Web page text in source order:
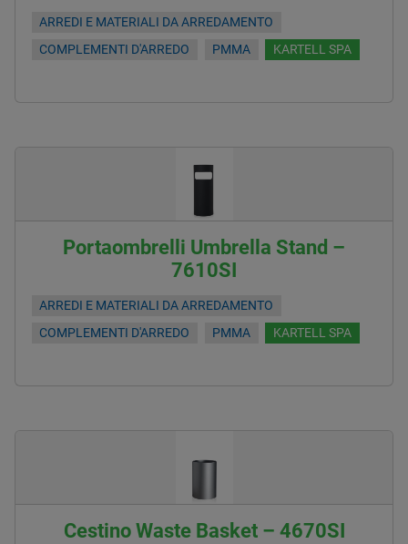
ARREDI E MATERIALI DA ARREDAMENTO
COMPLEMENTI D'ARREDO
PMMA KARTELL SPA
Portaombrelli Umbrella Stand –
7610SI
ARREDI E MATERIALI DA ARREDAMENTO
COMPLEMENTI D'ARREDO
PMMA KARTELL SPA
Cestino Waste Basket – 4670SI